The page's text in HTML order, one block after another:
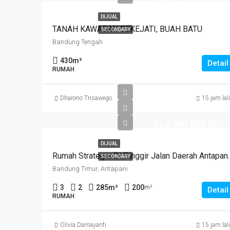
DIJUAL
SECONDARY
TANAH KAWASAN SEKEJATI, BUAH BATU
Bandung Tengah
430m²
RUMAH
Detail
Dharono Trisawego 15 jam
DIJUAL
SECONDARY Rumah Strategis Di
Bandung Timur, Antapani
3 2 285m² 200m²
RUMAH
Detail
Olivia Damayanti 15 jam